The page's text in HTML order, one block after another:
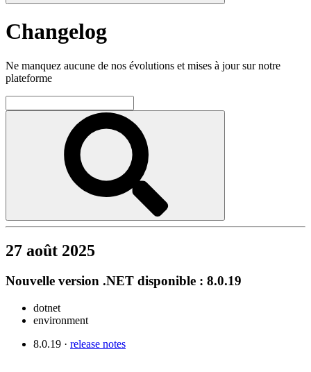
Changelog
Ne manquez aucune de nos évolutions et mises à jour sur notre
plateforme
27 août 2025
Nouvelle version .NET disponible : 8.0.19
dotnet
environment
8.0.19 · release notes